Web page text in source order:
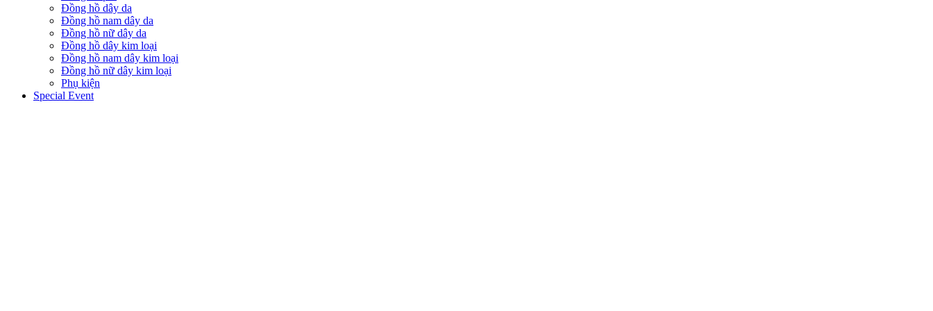
Đồng hồ dây da
Đồng hồ nam dây da
Đồng hồ nữ dây da
Đồng hồ dây kim loại
Đồng hồ nam dây kim loại
Đồng hồ nữ dây kim loại
Phụ kiện
Special Event